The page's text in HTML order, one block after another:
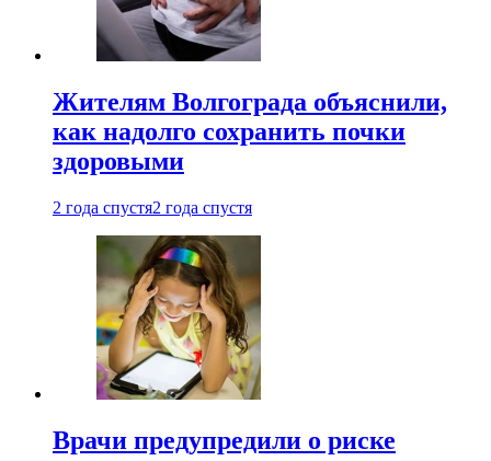
Жителям Волгограда объяснили,
как надолго сохранить почки
здоровыми
2 года спустя2 года спустя
Врачи предупредили о риске